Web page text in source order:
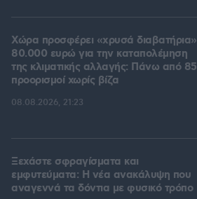
Χώρα προσφέρει «χρυσά διαβατήρια»
80.000 ευρώ για την καταπολέμηση
της κλιματικής αλλαγής: Πάνω από 85
προορισμοί χωρίς βίζα
08.08.2026, 21:23
Ξεχάστε σφραγίσματα και
εμφυτεύματα: Η νέα ανακάλυψη που
αναγεννά τα δόντια με φυσικό τρόπο